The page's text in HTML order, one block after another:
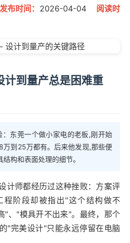
发布时间： 2026-04-04 阅读时
计到量产总是困难重
东莞一个做小家电的老板,刚开始
万到25万都有。后来他发现,那些便
构和表面处理的细节。
计师都经历过这种挫败：方案评
程阶段却被指出"这个结构做不
"、"模具开不出来"。最终，那个
"完美设计"只能永远停留在电脑